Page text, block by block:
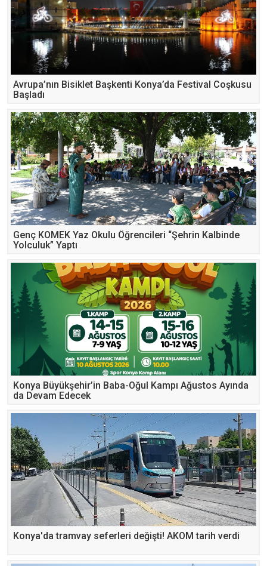
Avrupa’nın Bisiklet Başkenti Konya’da Festival Coşkusu
Başladı
Genç KOMEK Yaz Okulu Öğrencileri “Şehrin Kalbinde
Yolculuk” Yaptı
Konya Büyükşehir’in Baba-Oğul Kampı Ağustos Ayında
da Devam Edecek
Konya'da tramvay seferleri değişti! AKOM tarih verdi